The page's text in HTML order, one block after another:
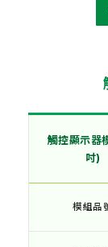
觸控顯示器
吋)
模組品
觸控顯示器
吋)
模組品
觸控顯示器
吋)
觸控顯示器
吋)